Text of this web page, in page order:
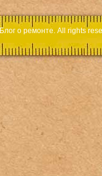
Блог о ремонте. All rights